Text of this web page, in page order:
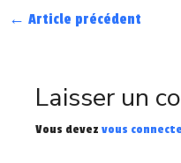
← Article précédent
Laisser un
Vous devezvous